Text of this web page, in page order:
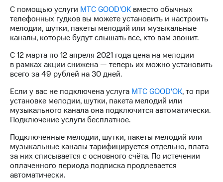
Семейная
группа
Заказать
SIM-
карту
Оформить
eSIM
SIM-
для
иностранцев
Оформить
чистый
Тарифы
RED,
РИИЛ
и МТС
Супер
дешевле
при
оплате
с карты
МТС
Деньги
Спутниковое ТВ
Выберите
и подключите
ТВ
с выгодным
тарифом
С помощью услуги МТС GOOD'OK вместо обычных
телефонных гудков вы можете установить и настроить
мелодии, шутки, пакеты мелодий или музыкальные
каналы, которые будут слышать все, кто вам звонит.
С 12 марта по 12 апреля 2021 года цена на мелодии
в рамках акции снижена — теперь их можно установить
всего за 49 рублей на 30 дней.
Если у вас не подключена услуга МТС GOOD'OK, то при
установке мелодии, шутки, пакета мелодий или
музыкального канала она подключится автоматически.
Подключение услуги бесплатное.
Подключенные мелодии, шутки, пакеты мелодий или
музыкальные каналы тарифицируется отдельно, плата
за них списывается с основного счёта. По истечении
оплаченного периода подписка продлевается
автоматически.